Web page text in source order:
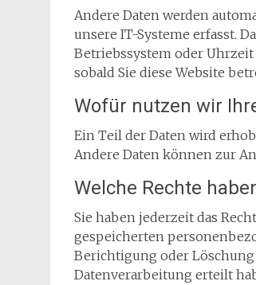
Andere Daten werden
unsere IT-Systeme erfasst.
Betriebssystem oder Uhrzeit
sobald Sie diese Website
Wofür nutzen wir
Ein Teil der Daten wird
Andere Daten können zur
Welche Rechte
Sie haben jederzeit das
gespeicherten
Berichtigung oder
Datenverarbeitung erteilt